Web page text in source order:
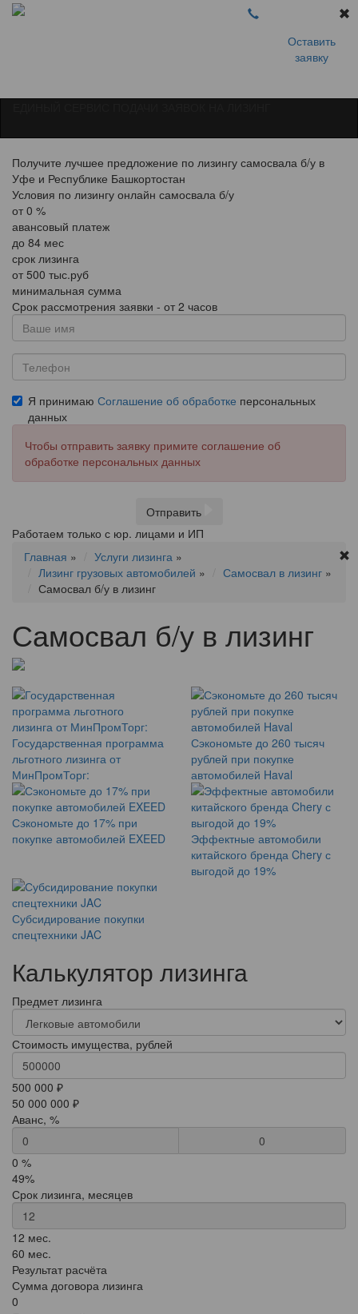
Оставить
заявку
Получите лучшее предложение по лизингу самосвала б/у в
Уфе и Республике Башкортостан
Условия по лизингу онлайн самосвала б/у
от 0 %
авансовый платеж
до 84 мес
срок лизинга
от 500 тыс.руб
минимальная сумма
Срок рассмотрения заявки - от 2 часов
Я принимаю Соглашение об обработке персональных
данных
Чтобы отправить заявку примите соглашение об
обработке персональных данных
Отправить
Работаем только с юр. лицами и ИП
Главная » Услуги лизинга »
Лизинг грузовых автомобилей » Самосвал в лизинг »
Самосвал б/у в лизинг
Самосвал б/у в лизинг
Государственная программа
льготного лизинга от
МинПромТорг:
Сэкономьте до 260 тысяч
рублей при покупке
автомобилей Haval
Сэкономьте до 17% при
покупке автомобилей EXEED
Эффектные автомобили
китайского бренда Chery с
выгодой до 19%
Субсидирование покупки
спецтехники JAC
Калькулятор лизинга
Предмет лизинга
Стоимость имущества, рублей
500 000 ₽
50 000 000 ₽
Аванс, %
0
0 %
49%
Срок лизинга, месяцев
12 мес.
60 мес.
Результат расчёта
Сумма договора лизинга
0